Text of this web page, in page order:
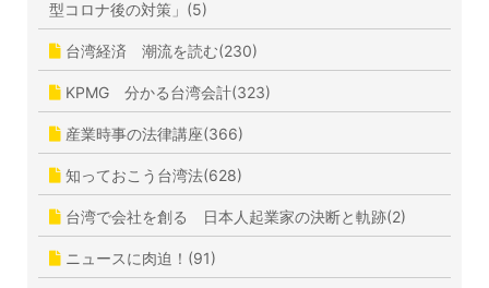
型コロナ後の対策」(5)
台湾経済 潮流を読む(230)
KPMG 分かる台湾会計(323)
産業時事の法律講座(366)
知っておこう台湾法(628)
台湾で会社を創る 日本人起業家の決断と軌跡(2)
ニュースに肉迫！(91)